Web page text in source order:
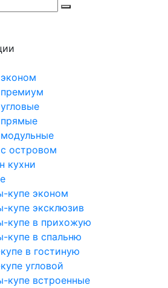
островом
кухни
купе эконом
купе эксклюзив
купе в прихожую
купе в спальню
в гостиную
угловой
купе встроенные